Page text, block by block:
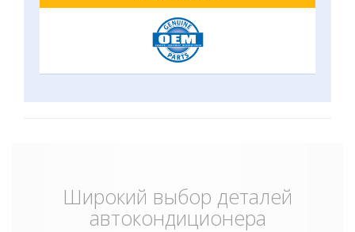
Широкий выбор деталей
автокондиционера